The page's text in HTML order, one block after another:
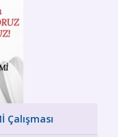
Çalışması